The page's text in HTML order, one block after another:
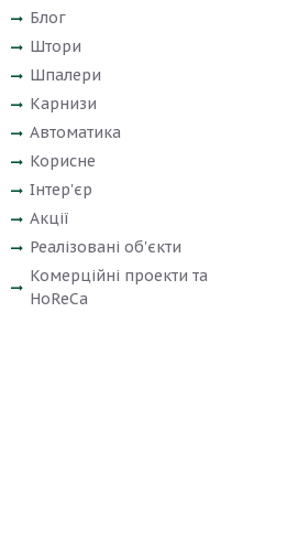
Блог
Штори
Шпалери
Карнизи
Автоматика
Корисне
Інтер'єр
Акції
Реалізовані об'єкти
Комерційні проекти та
HoReCa